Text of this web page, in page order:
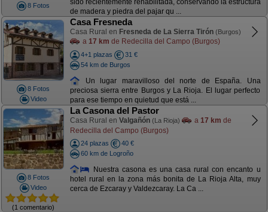
8 Fotos
sido recientemente rehabilitada, conservando la estructura
de madera y piedra del pajar qu ...
8 Fotos
Video
Casa Fresneda
Casa Rural en Fresneda de La Sierra Tirón (Burgos)
a 17 km de Redecilla del Campo (Burgos)
4+1 plazas
31 €
54 km de Burgos
Un lugar maravilloso del norte de España. Una
preciosa sierra entre Burgos y La Rioja. El lugar perfecto
para ese tiempo en quietud que está ...
8 Fotos
Video
(1 comentario)
La Casona del Pastor
Casa Rural en Valgañón (La Rioja) a 17 km de
Redecilla del Campo (Burgos)
24 plazas
40 €
60 km de Logroño
Nuestra casona es una casa rural con encanto u
hotel rural en la zona más bonita de La Rioja Alta, muy
cerca de Ezcaray y Valdezcaray. La Ca ...